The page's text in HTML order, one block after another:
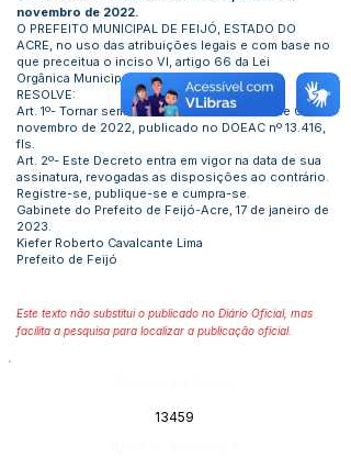
novembro de 2022.
O PREFEITO MUNICIPAL DE FEIJÓ, ESTADO DO
ACRE, no uso das atribuições legais e com base no
que preceitua o inciso VI, artigo 66 da Lei
Orgânica Municipal:
RESOLVE:
Art. 1º- Tornar sem efeito o Decreto Nº 136 de 03 de
novembro de 2022, publicado no DOEAC nº 13.416,
fls.
Art. 2º- Este Decreto entra em vigor na data de sua
assinatura, revogadas as disposições ao contrário.
Registre-se, publique-se e cumpra-se.
Gabinete do Prefeito de Feijó-Acre, 17 de janeiro de
2023.
Kiefer Roberto Cavalcante Lima
Prefeito de Feijó
Este texto não substitui o publicado no Diário Oficial, mas
facilita a pesquisa para localizar a publicação oficial.
13459